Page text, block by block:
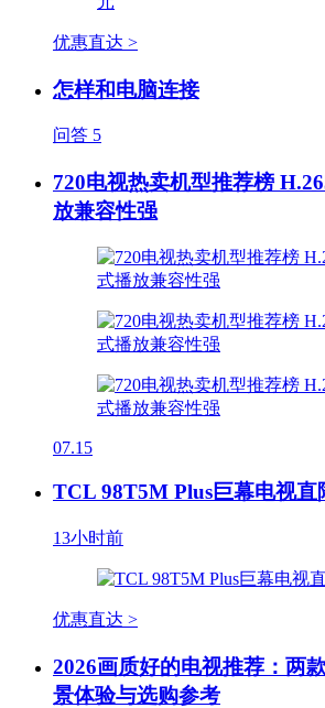
优惠直达 >
怎样和电脑连接
问答 5
720电视热卖机型推荐榜
放兼容性强
07.15
TCL 98T5M Plus巨幕电视直
13小时前
优惠直达 >
2026画质好的电视推荐：两
景体验与选购参考